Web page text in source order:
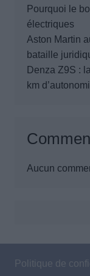
Pourquoi le
électriques
Aston Martin
bataille
Denza Z9S :
km
Aucun
Politique de